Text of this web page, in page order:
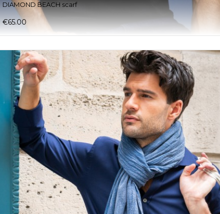
DIAMOND BEACH scarf
€65.00